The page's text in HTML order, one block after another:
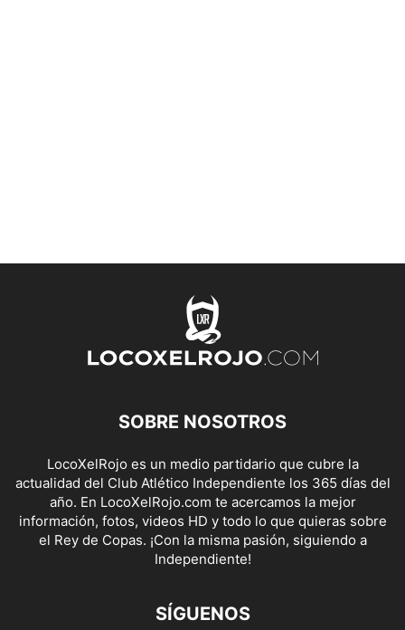
SOBRE NOSOTROS
LocoXelRojo es un medio partidario que cubre la
actualidad del Club Atlético Independiente los 365 días del
año. En LocoXelRojo.com te acercamos la mejor
información, fotos, videos HD y todo lo que quieras sobre
el Rey de Copas. ¡Con la misma pasión, siguiendo a
Independiente!
SÍGUENOS